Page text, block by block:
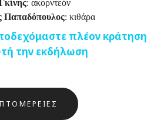
: ακορντεόν
Παπαδόπουλος: κιθάρα
πλέον κράτηση
την εκδήλωση